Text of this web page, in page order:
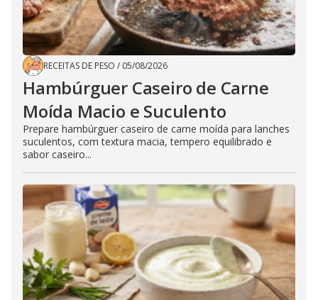
RECEITAS DE PESO / 05/08/2026
Hambúrguer Caseiro de Carne
Moída Macio e Suculento
Prepare hambúrguer caseiro de carne moída para lanches
suculentos, com textura macia, tempero equilibrado e
sabor caseiro...